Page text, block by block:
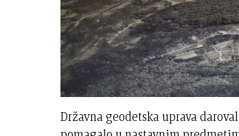
Državna geodetska uprava